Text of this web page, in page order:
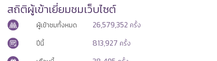
สถิติผู้เข้าเยี่ยมชมเว็บไซต์
ผู้เข้าชมทั้งหมด 26,579,352 ครั้ง
ปีนี้
813,927 ครั้ง